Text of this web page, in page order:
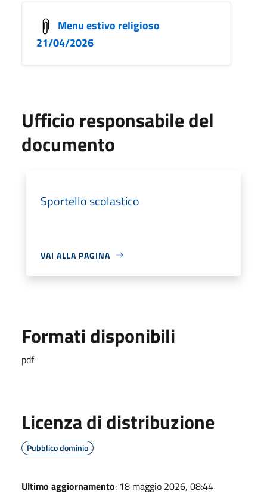
Menu estivo religioso
21/04/2026
Ufficio responsabile del
documento
Sportello scolastico
VAI ALLA PAGINA
Formati disponibili
pdf
Licenza di distribuzione
Pubblico dominio
Ultimo aggiornamento: 18 maggio 2026, 08:44